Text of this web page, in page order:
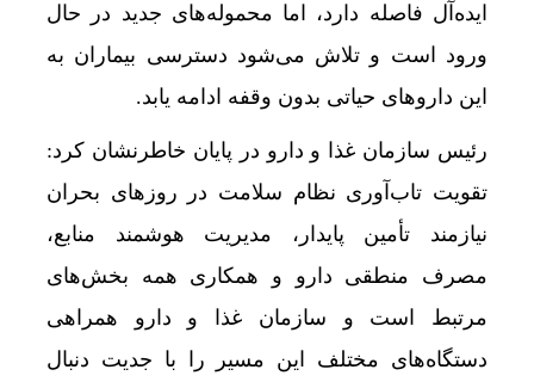
ایده‌آل فاصله دارد، اما محموله‌های جدید در حال
ورود است و تلاش می‌شود دسترسی بیماران به
این داروهای حیاتی بدون وقفه ادامه یابد.
رئیس سازمان غذا و دارو در پایان خاطرنشان کرد:
تقویت تاب‌آوری نظام سلامت در روزهای بحران
نیازمند تأمین پایدار، مدیریت هوشمند منابع،
مصرف منطقی دارو و همکاری همه بخش‌های
مرتبط است و سازمان غذا و دارو همراهی
دستگاه‌های مختلف این مسیر را با جدیت دنبال